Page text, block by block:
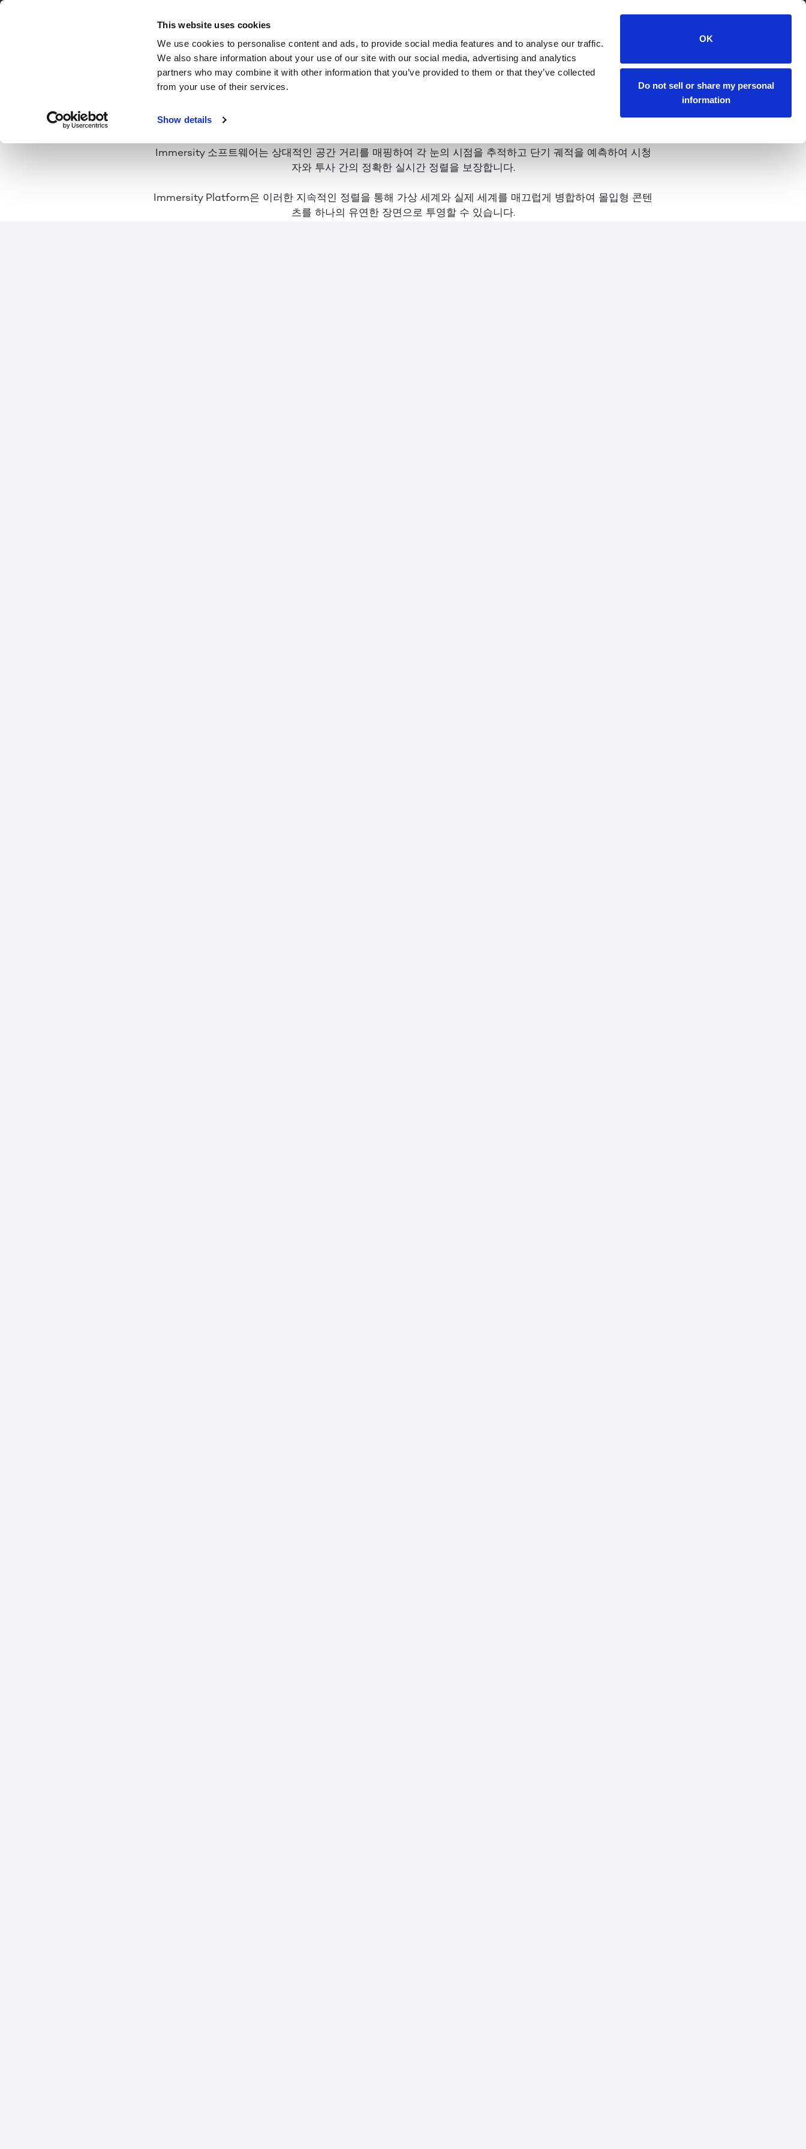
This website uses cookies
We use cookies to personalise content and ads, to provide social media features and to analyse our traffic.
We also share information about your use of our site with our social media, advertising and analytics
partners who may combine it with other information that you’ve provided to them or that they’ve collected
from your use of their services.
Show details
OK
Do not sell or share my personal
information
공간 소프트웨어
공간적 AI
Immersity 소프트웨어는 상대적인 공간 거리를 매핑하여 각 눈의 시점을 추적하고 단기 궤적을 예측하여 시청
자와 투사 간의 정확한 실시간 정렬을 보장합니다.
Immersity Platform은 이러한 지속적인 정렬을 통해 가상 세계와 실제 세계를 매끄럽게 병합하여 몰입형 콘텐
츠를 하나의 유연한 장면으로 투영할 수 있습니다.